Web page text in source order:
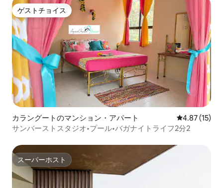
ゲストチョイス
ゲストチョイス
カラングートのマンション・アパート レビュー15
4.87 (15)
サンバーストスタジオ•プール•バガナイトライフ2分2
スーパーホスト
スーパーホスト